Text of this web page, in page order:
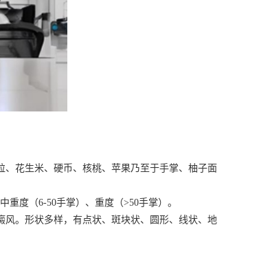
花生米、硬币、核桃、苹果乃至于手掌、柚子面
度（6-50手掌）、重度（>50手掌）。
。形状多样，有点状、斑块状、圆形、线状、地